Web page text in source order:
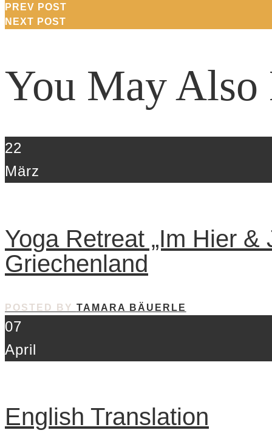
PREV POST
NEXT POST
You May
22
März
Yoga Retreat „Im Hier &
Griechenland
POSTED BY TAMARA BÄUERLE
07
April
English Translation